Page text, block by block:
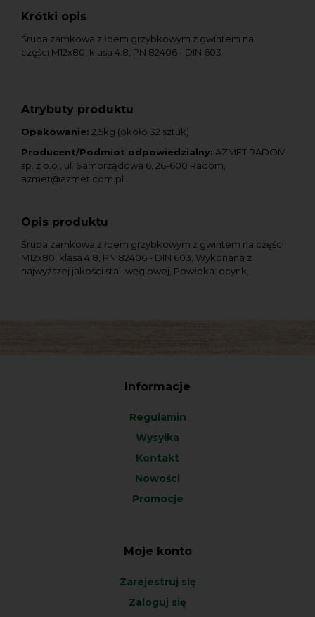
Krótki opis
Śruba zamkowa z łbem grzybkowym z gwintem na
części M12x80, klasa 4.8, PN 82406 - DIN 603
Atrybuty produktu
Opakowanie: 2,5kg (około 32 sztuk)
Producent/Podmiot odpowiedzialny: AZMET RADOM
sp. z o.o., ul. Samorządowa 6, 26-600 Radom,
azmet@azmet.com.pl
Opis produktu
Śruba zamkowa z łbem grzybkowym z gwintem na części
M12x80, klasa 4.8, PN 82406 - DIN 603, Wykonana z
najwyższej jakości stali węglowej, Powłoka: ocynk,
Informacje
Regulamin
Wysyłka
Kontakt
Nowości
Promocje
Moje konto
Zarejestruj się
Zaloguj się